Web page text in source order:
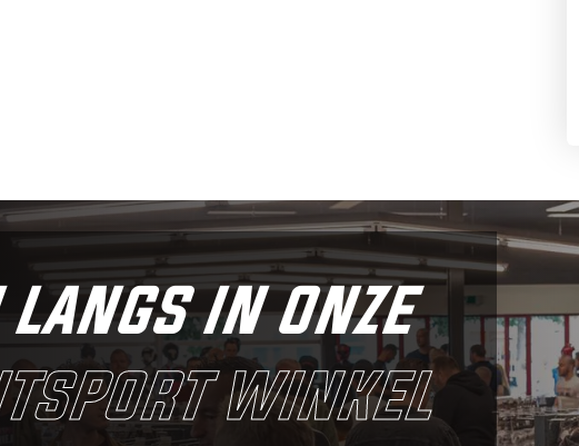
langs in onze
winkel